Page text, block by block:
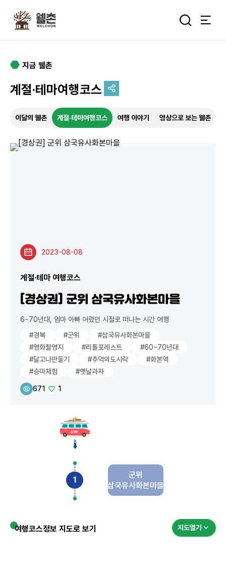
추억을 담는 여정
특별한 순간을 여행 속에서
통합검색
지금 웰촌
계절·테마여행코스
이달의 웰촌 계절·테마여행코스 여행 이야기 영상으로 보는 웰촌
2023-08-08
계절·테마 여행코스
[경상권] 군위 삼국유사화본마을
6~70년대, 엄마 아빠 어렸던 시절로 떠나는 시간 여행
#경북
#군위
#삼국유사화본마을
#영화촬영지
#리틀포레스트
#60~70년대
#달고나만들기
#추억의도시락
#화본역
#승마체험
#옛날과자
671 1
군위
삼국유사화본마을
여행코스정보 지도로 보기 지도열기